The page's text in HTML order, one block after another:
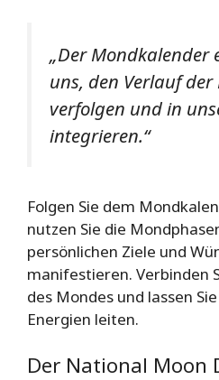
„Der Mondkalender
uns, den Verlauf
verfolgen und in
integrieren.“
Folgen Sie dem
nutzen Sie die
persönlichen Ziele und
manifestieren. Verbinden
des Mondes und lassen
Energien leiten.
Der National Moon